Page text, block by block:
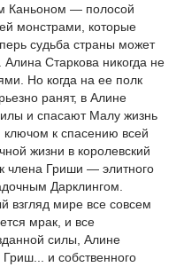
Каньоном — полосой
монстрами, которые
судьба страны может
Старкова никогда не
Но когда на ее полк
ранят, в Алине
и спасают Малу жизнь
ключом к спасению всей
жизни в королевский
члена Гриши — элитного
Дарклингом.
взгляд мире все совсем
мрак, и все
силы, Алине
Гриш... и собственного